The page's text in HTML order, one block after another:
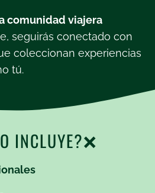
comunidad viajera
seguirás conectado con
coleccionan experiencias
tú.
INCLUYE?❌​